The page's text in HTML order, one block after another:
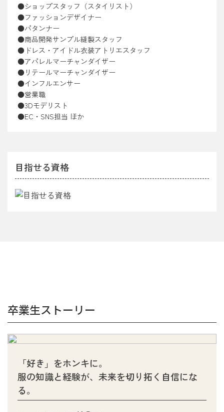
ショップスタッフ（スタイリスト）
ファッションデザイナー
パタンナー
商品開発サンプル縫製スタッフ
ドレス・アイドル衣装アトリエスタッフ
アパレルマーチャンダイザー
リテールマーチャンダイザー
インフルエンサー
営業職
3Dモデリスト
EC・SNS担当 ほか
目指せる資格
卒業生ストーリー
「好き」をホンキに。
服の知識と経験が、未来を切り拓く自信にな
る。